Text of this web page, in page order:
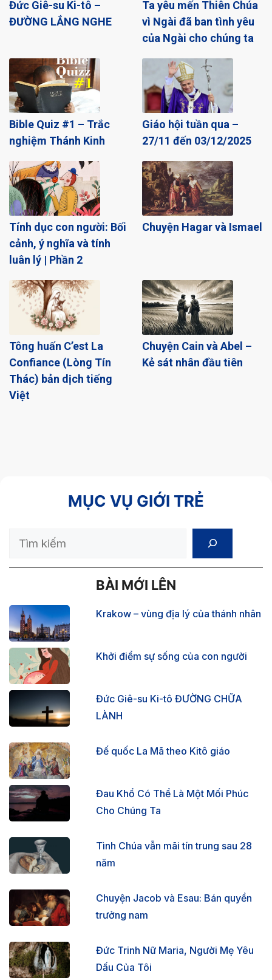
Đức Giê-su Ki-tô –
ĐƯỜNG LẮNG NGHE
Ta yêu mến Thiên Chúa
vì Ngài đã ban tình yêu
của Ngài cho chúng ta
Bible Quiz #1 – Trắc
nghiệm Thánh Kinh
Giáo hội tuần qua –
27/11 đến 03/12/2025
Tính dục con người: Bối
cảnh, ý nghĩa và tính
luân lý | Phần 2
Chuyện Hagar và Ismael
Tông huấn C’est La
Confiance (Lòng Tín
Thác) bản dịch tiếng
Việt
Chuyện Cain và Abel –
Kẻ sát nhân đầu tiên
MỤC VỤ GIỚI TRẺ
Search
BÀI MỚI LÊN
Krakow – vùng địa lý của thánh nhân
Khởi điểm sự sống của con người
Đức Giê-su Ki-tô ĐƯỜNG CHỮA
LÀNH
Đế quốc La Mã theo Kitô giáo
Đau Khổ Có Thể Là Một Mối Phúc
Cho Chúng Ta
Tình Chúa vẫn mãi tín trung sau 28
năm
Chuyện Jacob và Esau: Bán quyền
trưởng nam
Đức Trinh Nữ Maria, Người Mẹ Yêu
Dấu Của Tôi